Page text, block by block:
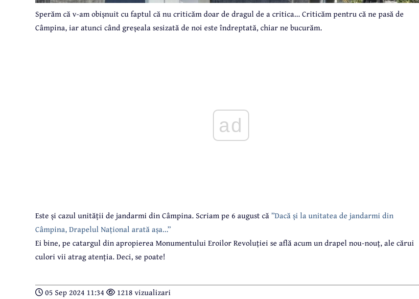
Sperăm că v-am obișnuit cu faptul că nu criticăm doar de dragul de a critica... Criticăm pentru că ne pasă de
Câmpina, iar atunci când greșeala sesizată de noi este îndreptată, chiar ne bucurăm.
ad
Este și cazul unității de jandarmi din Câmpina. Scriam pe 6 august că”Dacă și la unitatea de jandarmi din
Câmpina, Drapelul Național arată așa...”
Ei bine, pe catargul din apropierea Monumentului Eroilor Revoluției se află acum un drapel nou-nouț, ale cărui
culori vii atrag atenția. Deci, se poate!
05 Sep 2024 11:34 1218 vizualizari